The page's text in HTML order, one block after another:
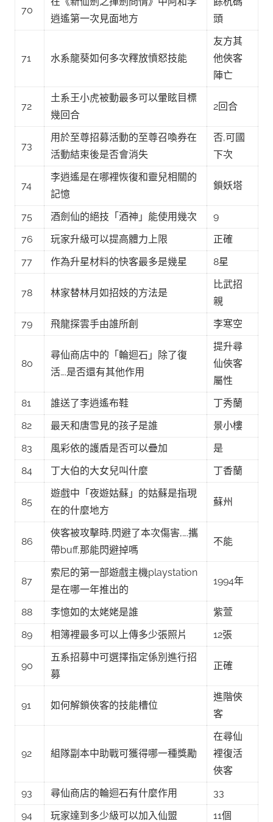
70
逍遙第一次見面地方
頭
71 水系龍葵如何多次釋放憤怒技能
友方其
他俠客
陣亡
72
土系王小虎被動最多可以暈眩目標
幾回合
2回合
73
用於至尊招募活動的至尊召喚券在
活動結束後是否會消失
否,可國
下次
74
李逍遙是在哪裡恢復和靈兒相關的
記憶
鎖妖塔
75 酒劍仙的絕技「酒神」能使用幾次
9
76
玩家升級可以提高體力上限
正確
77
作為升星材料的快客最多是幾星 8星
78 林家替林月如招妓的方法是
比武招
親
79
飛龍探雲手由誰所創 李寒空
80
尋仙商店中的「輪迴石」除了復
活….是否還有其他作用
提升尋
仙俠客
屬性
81
誰送了李逍遙布鞋
丁秀蘭
82
最天和唐雪見的孩子是誰
景小樓
83
風彩依的護盾是否可以疊加
是
84
丁大伯的大女兒叫什麼 丁香蘭
85
遊戲中「夜遊姑蘇」的姑蘇是指現
在的什麼地方
蘇州
86
俠客被攻擊時,閃避了本次傷害,….攜
帶buff,那能閃避掉嗎
不能
87
索尼的第一部遊戲主機playstation
是在哪一年推出的
1994年
88 李憶如的太姥姥是誰
紫萱
89
相簿裡最多可以上傳多少張照片 12張
90
五系招募中可選擇指定係別進行招
募
正確
91 如何解鎖俠客的技能槽位
進階俠
客
92 組隊副本中助戰可獲得哪一種獎勵
在尋仙
裡復活
俠客
93
尋仙商店的輪迴石有什麼作用
33
94
玩家達到多少級可以加入仙盟 11個